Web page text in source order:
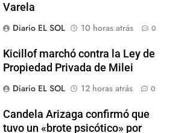
Varela
Diario EL SOL
10 horas atrás 0
Kicillof marchó contra la Ley de
Propiedad Privada de Milei
Diario EL SOL
12 horas atrás 0
Candela Arizaga confirmó que
tuvo un «brote psicótico» por